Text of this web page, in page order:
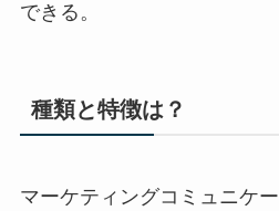
できる。
種類と特徴は？
マーケティングコミュニケ